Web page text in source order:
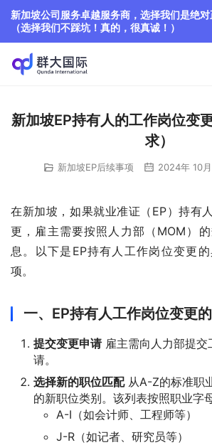
新加坡EP持有人的工作岗位变
求）
新加坡EP后续事项 2024年 10
在新加坡，如果就业准证（EP）持有
更，雇主需要按照人力部（MOM）
息。以下是EP持有人工作岗位变更
项。
一、EP持有人工作岗位变更
提交变更申请雇主需向人力部提交
请。
选择新的职位匹配从A-Z的标准职
的新职位类别。该列表按照职业字
A-I（如会计师、工程师等）
J-R（如记者、研究员等）
新加坡公司服务卓越服务商，选择我们是绝对
（选择我们不踩坑！真的，很真诚！）